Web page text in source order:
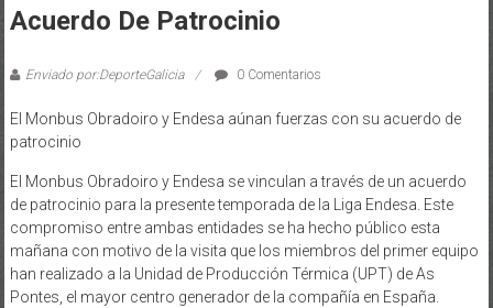
Acuerdo De Patrocinio
Enviado por:DeporteGalicia 0 Comentarios
El Monbus Obradoiro y Endesa aúnan fuerzas con su acuerdo de
patrocinio
El Monbus Obradoiro y Endesa se vinculan a través de un acuerdo
de patrocinio para la presente temporada de la Liga Endesa. Este
compromiso entre ambas entidades se ha hecho público esta
mañana con motivo de la visita que los miembros del primer equipo
han realizado a la Unidad de Producción Térmica (UPT) de As
Pontes, el mayor centro generador de la compañía en España.